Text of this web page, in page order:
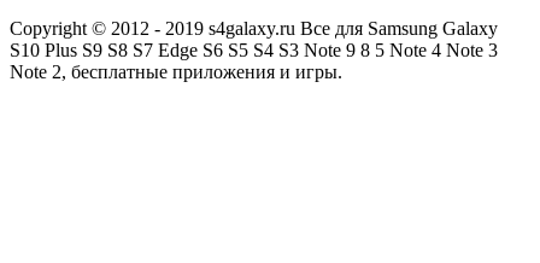
Copyright © 2012 - 2019 s4galaxy.ru Все для Samsung Galaxy
S10 Plus S9 S8 S7 Edge S6 S5 S4 S3 Note 9 8 5 Note 4 Note 3
Note 2, бесплатные приложения и игры.